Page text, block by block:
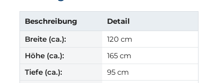
Beschreibung
Detail
Breite (ca.):
120 cm
Höhe (ca.):
165 cm
Tiefe (ca.):
95 cm